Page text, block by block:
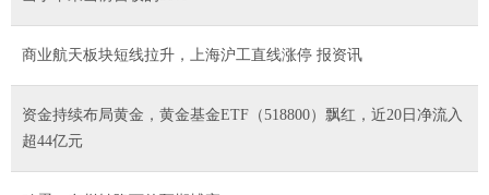
商业航天板块短线拉升，上海沪工直线涨停 报资讯
资金持续布局黄金，黄金基金ETF（518800）飘红，近20日净流入
超44亿元